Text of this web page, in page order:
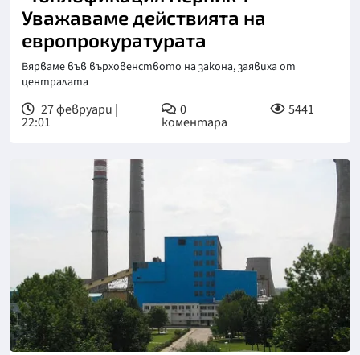
Уважаваме действията на
европрокуратурата
Вярваме във върховенството на закона, заявиха от
централата
27 февруари |
22:01
0
коментара
5441